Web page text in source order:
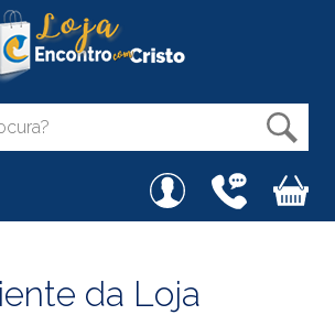
da Loja